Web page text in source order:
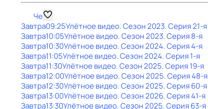
Че
Завтра09:25Улётное видео. Сезон 2023. Серия 21-я
Завтра10:05Улётное видео. Сезон 2023. Серия 8-я
Завтра10:30Улётное видео. Сезон 2024. Серия 4-я
Завтра11:05Улётное видео. Сезон 2024. Серия 1-я
Завтра11:30Улётное видео. Сезон 2025. Серия 19-я
Завтра12:00Улётное видео. Сезон 2025. Серия 48-я
Завтра12:30Улётное видео. Сезон 2025. Серия 60-я
Завтра13:00Улётное видео. Сезон 2026. Серия 41-я
Завтра13:30Улётное видео. Сезон 2025. Серия 63-я